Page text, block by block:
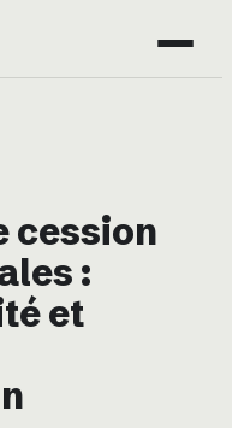
cession
:
et